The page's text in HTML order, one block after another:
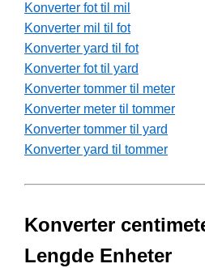
Konverter fot til mil
Konverter mil til fot
Konverter yard til fot
Konverter fot til yard
Konverter tommer til meter
Konverter meter til tommer
Konverter tommer til yard
Konverter yard til tommer
Konverter
Lengde Enheter